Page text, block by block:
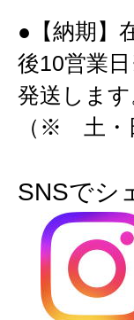
●【納期】
後10営業
発送します
（※ 土・
SNSでシ